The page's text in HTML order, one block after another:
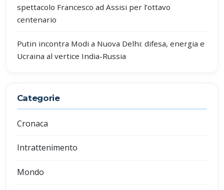
spettacolo Francesco ad Assisi per l’ottavo
centenario
Putin incontra Modi a Nuova Delhi: difesa, energia e
Ucraina al vertice India-Russia
Categorie
Cronaca
Intrattenimento
Mondo